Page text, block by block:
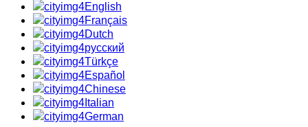
English
Français
Dutch
русский
Türkçe
Español
Chinese
Italian
German